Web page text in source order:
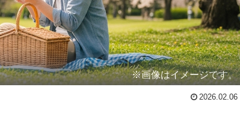
※画像はイメージです。
2026.02.06